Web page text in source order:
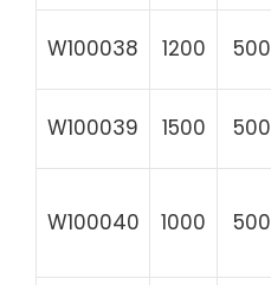
W100038 1200 500
W100039 1500 500
W100040 1000 500